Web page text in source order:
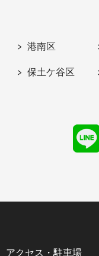
港南区
保土ケ谷区
アクセス・駐車場